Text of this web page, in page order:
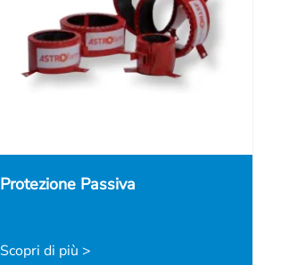
Protezione Passiva
Scopri di più >